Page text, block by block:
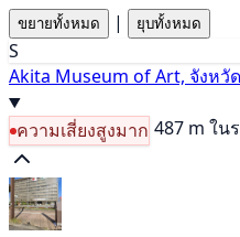
ขยายทั้งหมด | ยุบทั้งหมด
S
Akita Museum of Art, จังหวั
ความเสี่ยงสูงมาก 487 m ใน